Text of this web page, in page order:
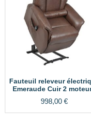
Fauteuil releveur
Emeraude Cuir 2
998,00 €